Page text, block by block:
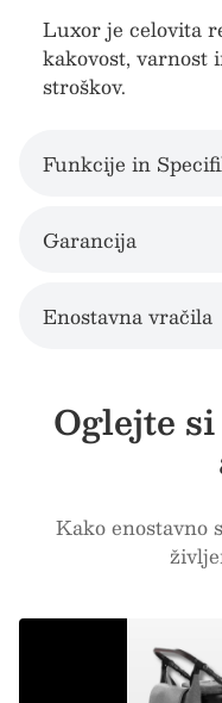
Luxor je celovita
kakovost,
stroškov.
Funkcije in
Garancija
Enostavna vračila
Oglejte
Kako enostavno